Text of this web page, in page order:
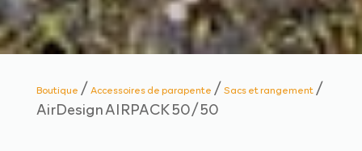
Boutique /Accessoires de parapente /Sacs et rangement/
AirDesign AIRPACK 50/50